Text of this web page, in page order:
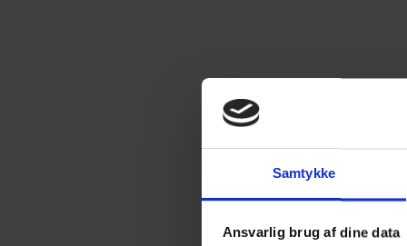
Samtykke
Ansvarlig brug af dine data